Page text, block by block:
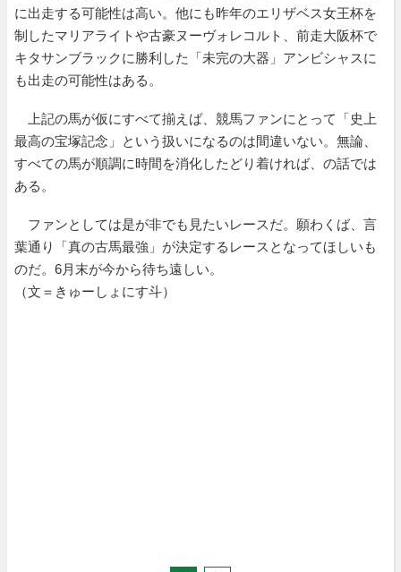
に出走する可能性は高い。他にも昨年のエリザベス女王杯を
制したマリアライトや古豪ヌーヴォレコルト、前走大阪杯で
キタサンブラックに勝利した「未完の大器」アンビシャスに
も出走の可能性はある。
上記の馬が仮にすべて揃えば、競馬ファンにとって「史上
最高の宝塚記念」という扱いになるのは間違いない。無論、
すべての馬が順調に時間を消化したどり着ければ、の話では
ある。
ファンとしては是が非でも見たいレースだ。願わくば、言
葉通り「真の古馬最強」が決定するレースとなってほしいも
のだ。6月末が今から待ち遠しい。
（文＝きゅーしょにす斗）